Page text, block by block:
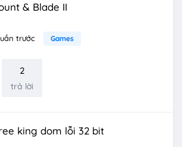
& Blade II
trước Games
2
trả lời
king dom lỗi 32 bit